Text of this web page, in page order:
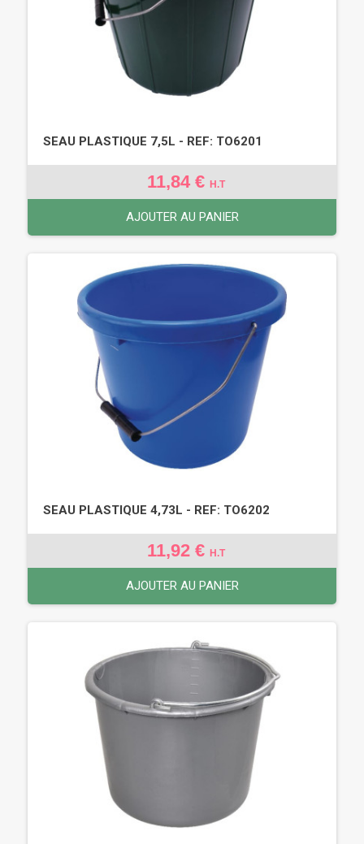
SEAU PLASTIQUE 7,5L - REF: TO6201
11,84 € H.T
AJOUTER AU PANIER
SEAU PLASTIQUE 4,73L - REF: TO6202
11,92 € H.T
AJOUTER AU PANIER